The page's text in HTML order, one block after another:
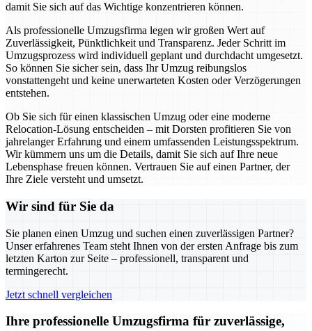
damit Sie sich auf das Wichtige konzentrieren können.
Als professionelle Umzugsfirma legen wir großen Wert auf
Zuverlässigkeit, Pünktlichkeit und Transparenz. Jeder Schritt im
Umzugsprozess wird individuell geplant und durchdacht umgesetzt.
So können Sie sicher sein, dass Ihr Umzug reibungslos
vonstattengeht und keine unerwarteten Kosten oder Verzögerungen
entstehen.
Ob Sie sich für einen klassischen Umzug oder eine moderne
Relocation-Lösung entscheiden – mit Dorsten profitieren Sie von
jahrelanger Erfahrung und einem umfassenden Leistungsspektrum.
Wir kümmern uns um die Details, damit Sie sich auf Ihre neue
Lebensphase freuen können. Vertrauen Sie auf einen Partner, der
Ihre Ziele versteht und umsetzt.
Wir sind für Sie da
Sie planen einen Umzug und suchen einen zuverlässigen Partner?
Unser erfahrenes Team steht Ihnen von der ersten Anfrage bis zum
letzten Karton zur Seite – professionell, transparent und
termingerecht.
Jetzt schnell vergleichen
Ihre professionelle Umzugsfirma für zuverlässige,